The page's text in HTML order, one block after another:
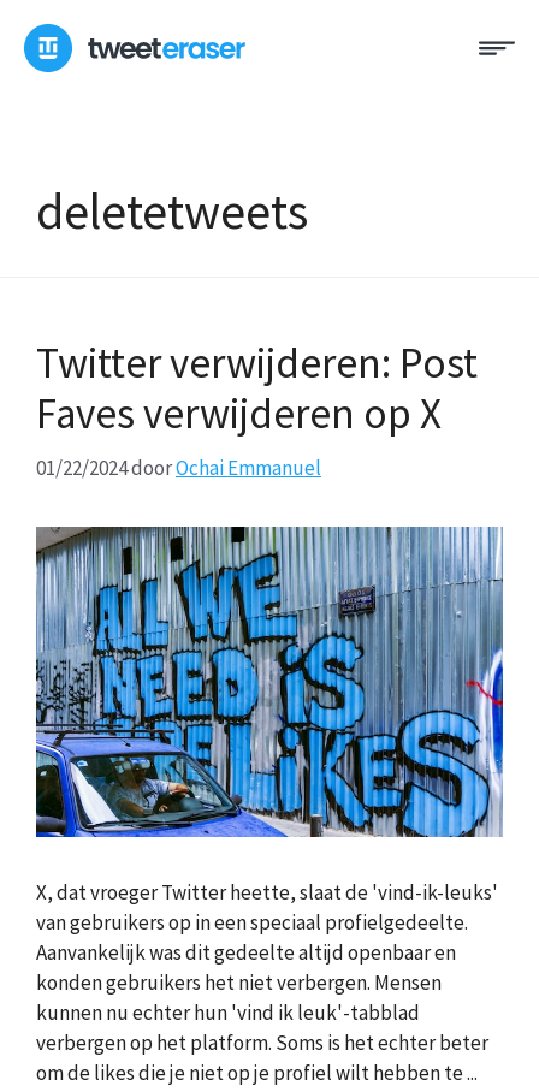
naar
inhoud
deletetweets
Twitter verwijderen: Post
Faves verwijderen op X
01/22/2024doorOchai Emmanuel
X, dat vroeger Twitter heette, slaat de 'vind-ik-leuks'
van gebruikers op in een speciaal profielgedeelte.
Aanvankelijk was dit gedeelte altijd openbaar en
konden gebruikers het niet verbergen. Mensen
kunnen nu echter hun 'vind ik leuk'-tabblad
verbergen op het platform. Soms is het echter beter
om de likes die je niet op je profiel wilt hebben te ...